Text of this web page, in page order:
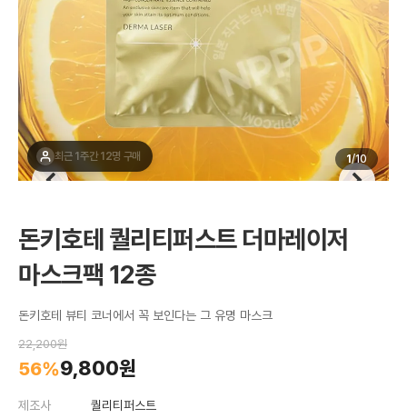
1 /10
최근 1주간 12명 구매
돈키호테 퀄리티퍼스트 더마레이저
마스크팩 12종
돈키호테 뷰티 코너에서 꼭 보인다는 그 유명 마스크
22,200원
56%9,800원
제조사
퀄리티퍼스트